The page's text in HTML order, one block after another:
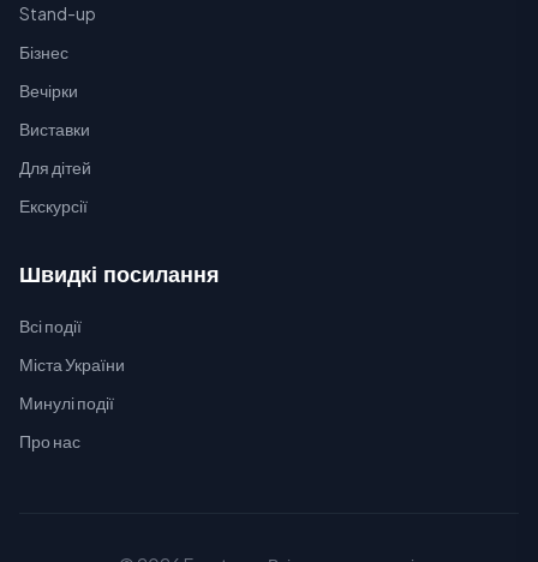
Stand-up
Бізнес
Вечірки
Виставки
Для дітей
Екскурсії
Швидкі посилання
Всі події
Міста України
Минулі події
Про нас